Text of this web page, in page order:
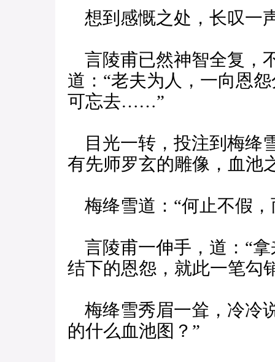
想到感慨之处，长叹一
言陵甫已然神智全复，
道：“老夫为人，一向恩
可忘去……”
目光一转，投注到梅绛
有先师罗玄的雕像，血
梅绛雪道：“何止不假，
言陵甫一伸手，道：“
结下的恩怨，就此一笔勾
梅绛雪秀眉一耸，冷冷
的什么血池图？”